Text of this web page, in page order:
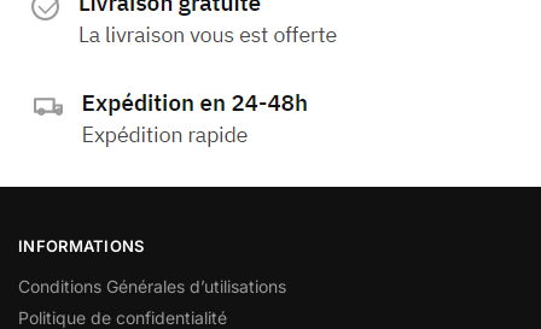
INFORMATIONS
Conditions Générales d’utilisations
Politique de confidentialité